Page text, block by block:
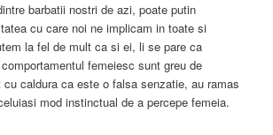
barbatii nostri de azi, poate putin
cu care noi ne implicam in toate si
la fel de mult ca si ei, li se pare ca
femeiesc sunt greu de
caldura ca este o falsa senzatie, au ramas
mod instinctual de a percepe femeia.